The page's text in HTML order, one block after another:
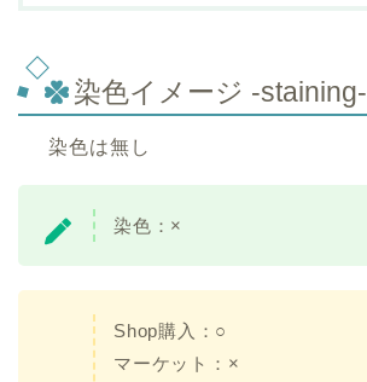
染色イメージ -staining-
染色は無し
染色：×
Shop購入：○
マーケット：×